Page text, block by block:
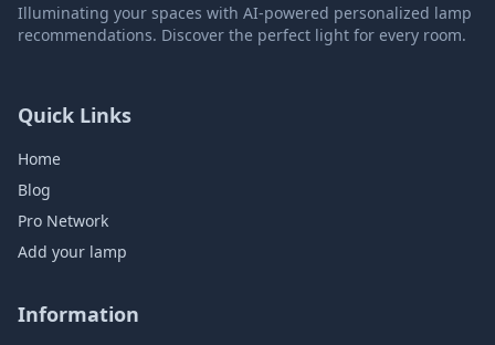
Illuminating your spaces with AI-powered personalized lamp
recommendations. Discover the perfect light for every room.
Quick Links
Home
Blog
Pro Network
Add your lamp
Information